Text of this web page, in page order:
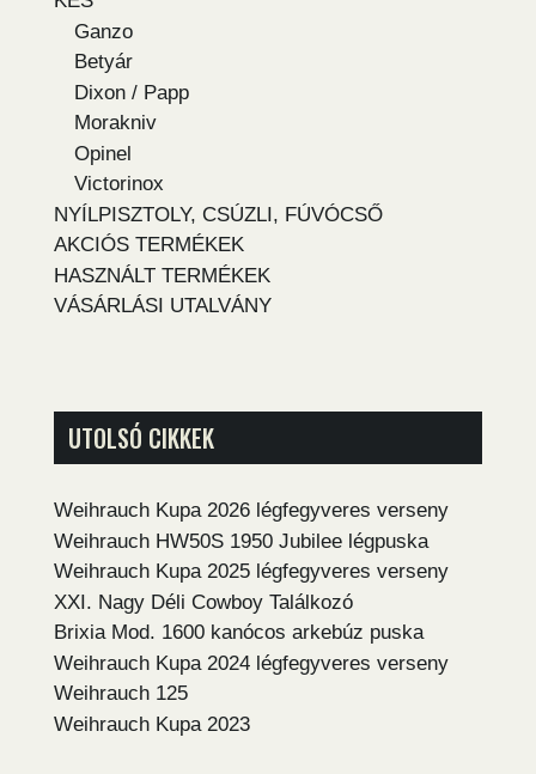
Ganzo
Betyár
Dixon / Papp
Morakniv
Opinel
Victorinox
NYÍLPISZTOLY, CSÚZLI, FÚVÓCSŐ
AKCIÓS TERMÉKEK
HASZNÁLT TERMÉKEK
VÁSÁRLÁSI UTALVÁNY
UTOLSÓ CIKKEK
Weihrauch Kupa 2026 légfegyveres verseny
Weihrauch HW50S 1950 Jubilee légpuska
Weihrauch Kupa 2025 légfegyveres verseny
XXI. Nagy Déli Cowboy Találkozó
Brixia Mod. 1600 kanócos arkebúz puska
Weihrauch Kupa 2024 légfegyveres verseny
Weihrauch 125
Weihrauch Kupa 2023